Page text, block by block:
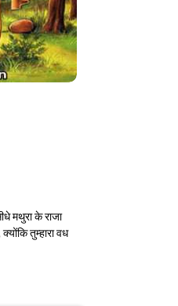
मथुरा के राजा
तुम्हारा वध